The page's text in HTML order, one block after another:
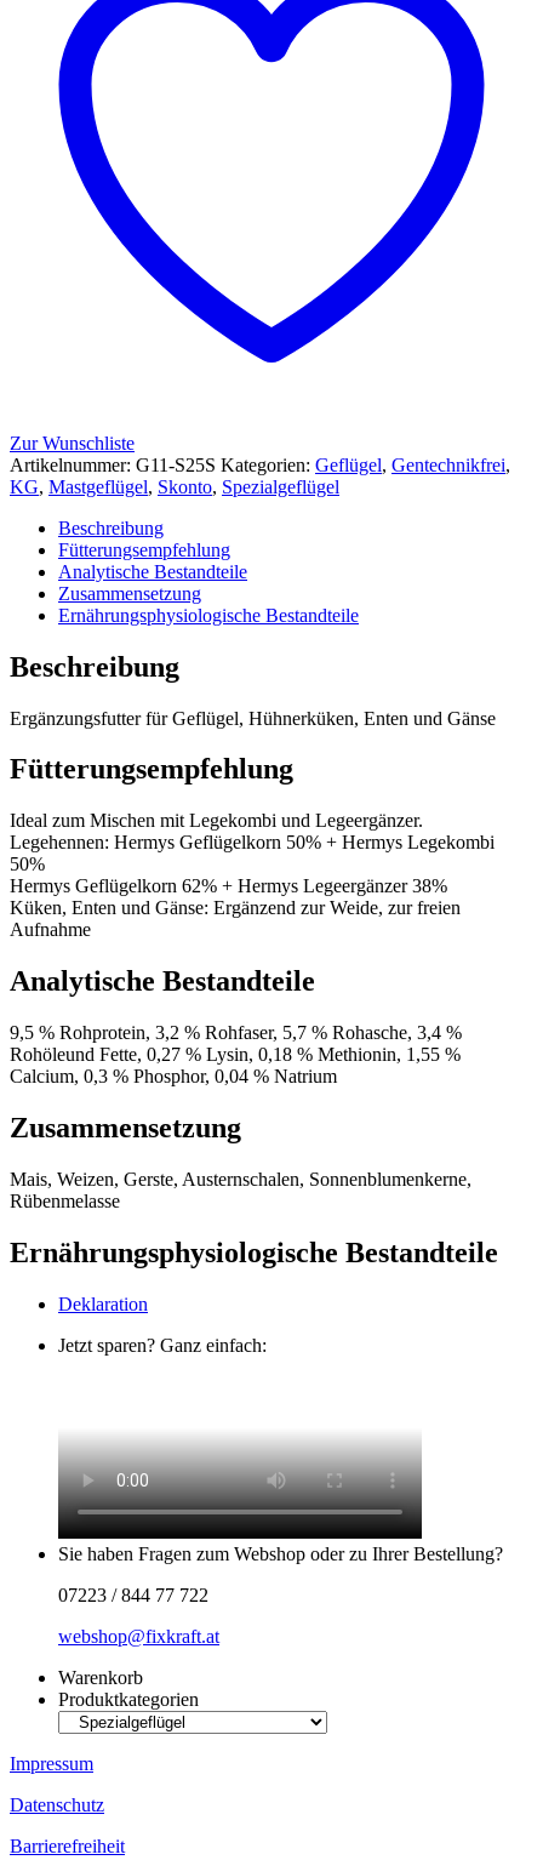
Zur Wunschliste
Artikelnummer: G11-S25S Kategorien: Geflügel, Gentechnikfrei,
KG, Mastgeflügel, Skonto, Spezialgeflügel
Beschreibung
Fütterungsempfehlung
Analytische Bestandteile
Zusammensetzung
Ernährungsphysiologische Bestandteile
Beschreibung
Ergänzungsfutter für Geflügel, Hühnerküken, Enten und Gänse
Fütterungsempfehlung
Ideal zum Mischen mit Legekombi und Legeergänzer.
Legehennen: Hermys Geflügelkorn 50% + Hermys Legekombi
50%
Hermys Geflügelkorn 62% + Hermys Legeergänzer 38%
Küken, Enten und Gänse: Ergänzend zur Weide, zur freien
Aufnahme
Analytische Bestandteile
9,5 % Rohprotein, 3,2 % Rohfaser, 5,7 % Rohasche, 3,4 %
Rohöleund Fette, 0,27 % Lysin, 0,18 % Methionin, 1,55 %
Calcium, 0,3 % Phosphor, 0,04 % Natrium
Zusammensetzung
Mais, Weizen, Gerste, Austernschalen, Sonnenblumenkerne,
Rübenmelasse
Ernährungsphysiologische Bestandteile
Deklaration
Jetzt sparen? Ganz einfach:
Sie haben Fragen zum Webshop oder zu Ihrer Bestellung?
07223 / 844 77 722
webshop@fixkraft.at
Warenkorb
Produktkategorien
Impressum
Datenschutz
Barrierefreiheit